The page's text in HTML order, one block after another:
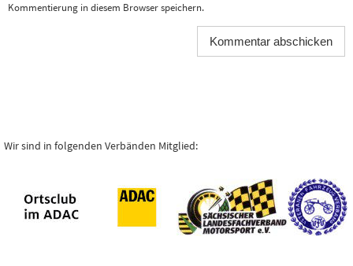
Kommentierung in diesem Browser speichern.
Wir sind in folgenden Verbänden Mitglied: